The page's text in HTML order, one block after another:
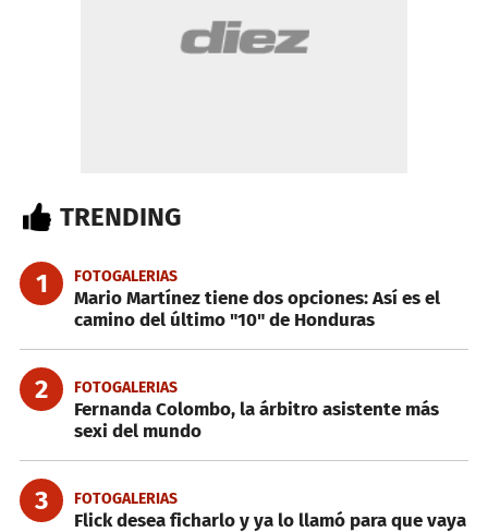
TRENDING
1 FOTOGALERIAS
Mario Martínez tiene dos opciones: Así es el
camino del último "10" de Honduras
2 FOTOGALERIAS
Fernanda Colombo, la árbitro asistente más
sexi del mundo
3 FOTOGALERIAS
Flick desea ficharlo y ya lo llamó para que vaya